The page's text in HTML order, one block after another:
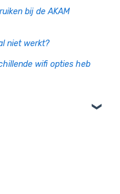
bij de AKAM
niet werkt?
wifi opties heb